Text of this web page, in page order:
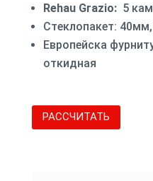
Rehau Grazio: 5
Стеклопакет:
Европейска
откидная
РАССЧИТАТЬ